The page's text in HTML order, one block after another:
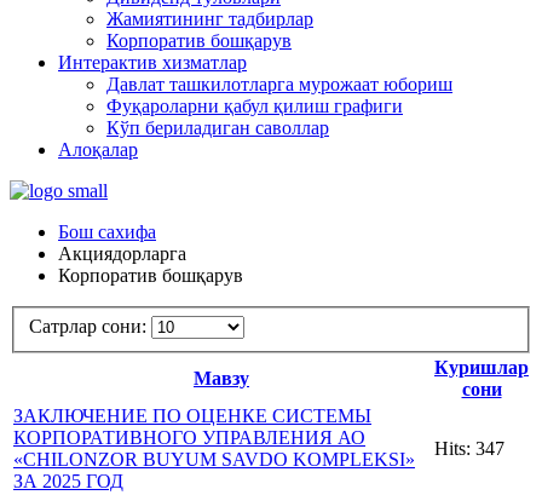
Жамиятининг тадбирлар
Корпоратив бошқарув
Интерактив хизматлар
Давлат ташкилотларга мурожаат юбориш
Фуқароларни қабул қилиш графиги
Кўп бериладиган саволлар
Алоқалар
Бош сахифа
Акциядорларга
Корпоратив бошқарув
Сатрлар сони:
Мавзу
Куришлар
сони
ЗАКЛЮЧЕНИЕ ПО ОЦЕНКЕ СИСТЕМЫ
КОРПОРАТИВНОГО УПРАВЛЕНИЯ АО
«CHILONZOR BUYUM SAVDO KOMPLEKSI»
ЗА 2025 ГОД
Hits: 347